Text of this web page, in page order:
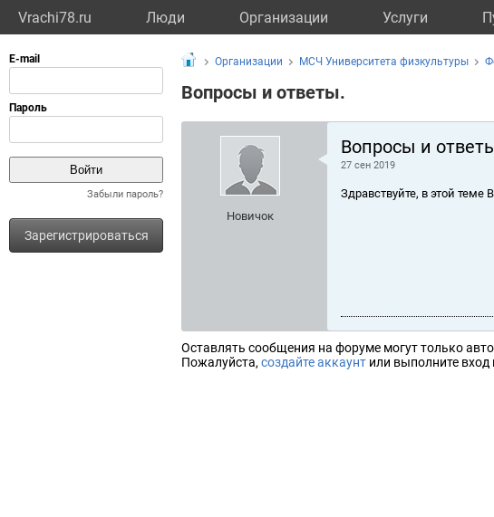
Vrachi78.ru Люди Организации Услуги
Забыли пароль?
Зарегистрироваться
Организации МСЧ Университета физкультуры
Вопросы и ответы.
Новичок
Вопросы и
27 сен 2019
Здравствуйте, в этой
Оставлять сообщения на форуме могут только
Пожалуйста, создайте аккаунт или выполните вход